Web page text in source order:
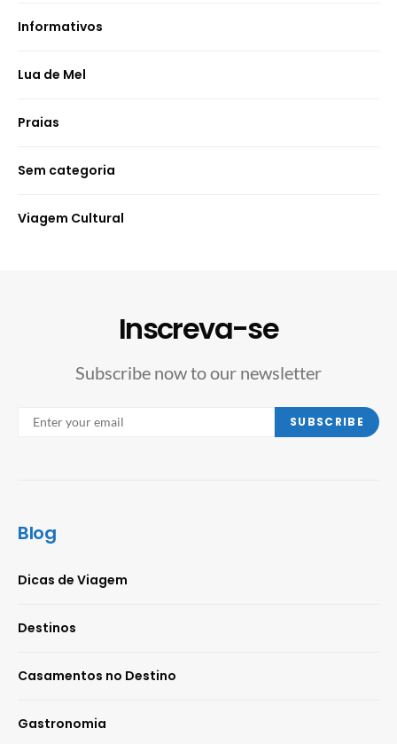
Informativos
Lua de Mel
Praias
Sem categoria
Viagem Cultural
Inscreva-se
Subscribe now to our newsletter
SUBSCRIBE
Blog
Dicas de Viagem
Destinos
Casamentos no Destino
Gastronomia